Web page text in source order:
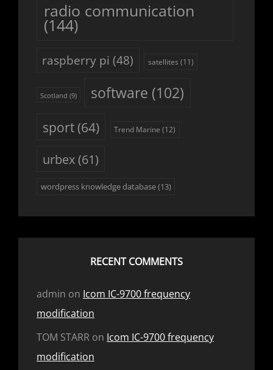
radio communication
(144)
raspberry pi (48) satellites (11)
Scotland (9) software (102)
sport(64) Trend Marine (12)
urbex(61)
wordpress knowledge database(13)
RECENT COMMENTS
admin on Icom IC-9700 frequency
modification
TOM STARR on Icom IC-9700 frequency
modification